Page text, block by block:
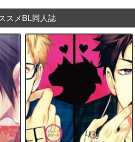
スメBL同人誌